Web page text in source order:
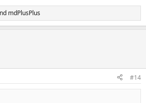
mdPlusPlus
#14